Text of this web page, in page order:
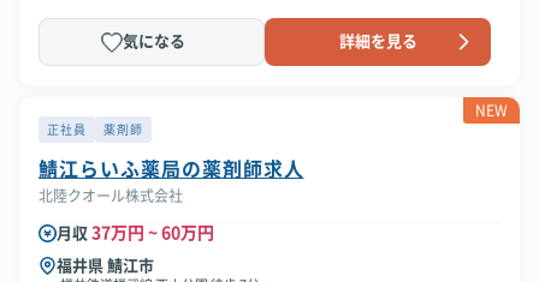
気になる 詳細を見る
NEW
正社員 薬剤師
鯖江らいふ薬局の薬剤師求人
北陸クオール株式会社
月収 37万円 ~ 60万円
福井県 鯖江市